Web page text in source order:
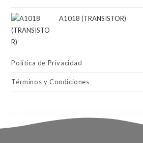
A1018 (TRANSISTOR)
Política de Privacidad
Términos y Condiciones